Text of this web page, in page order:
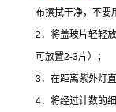
布擦拭干净，不要
2 ．将盖玻片轻轻
可放置2-3片）；
3．在距离紫外灯
4．将经过计数的